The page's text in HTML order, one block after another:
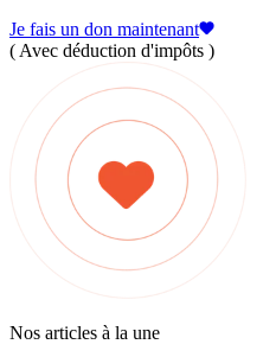
Je fais un don maintenant
( Avec déduction d'impôts )
Nos articles à la une